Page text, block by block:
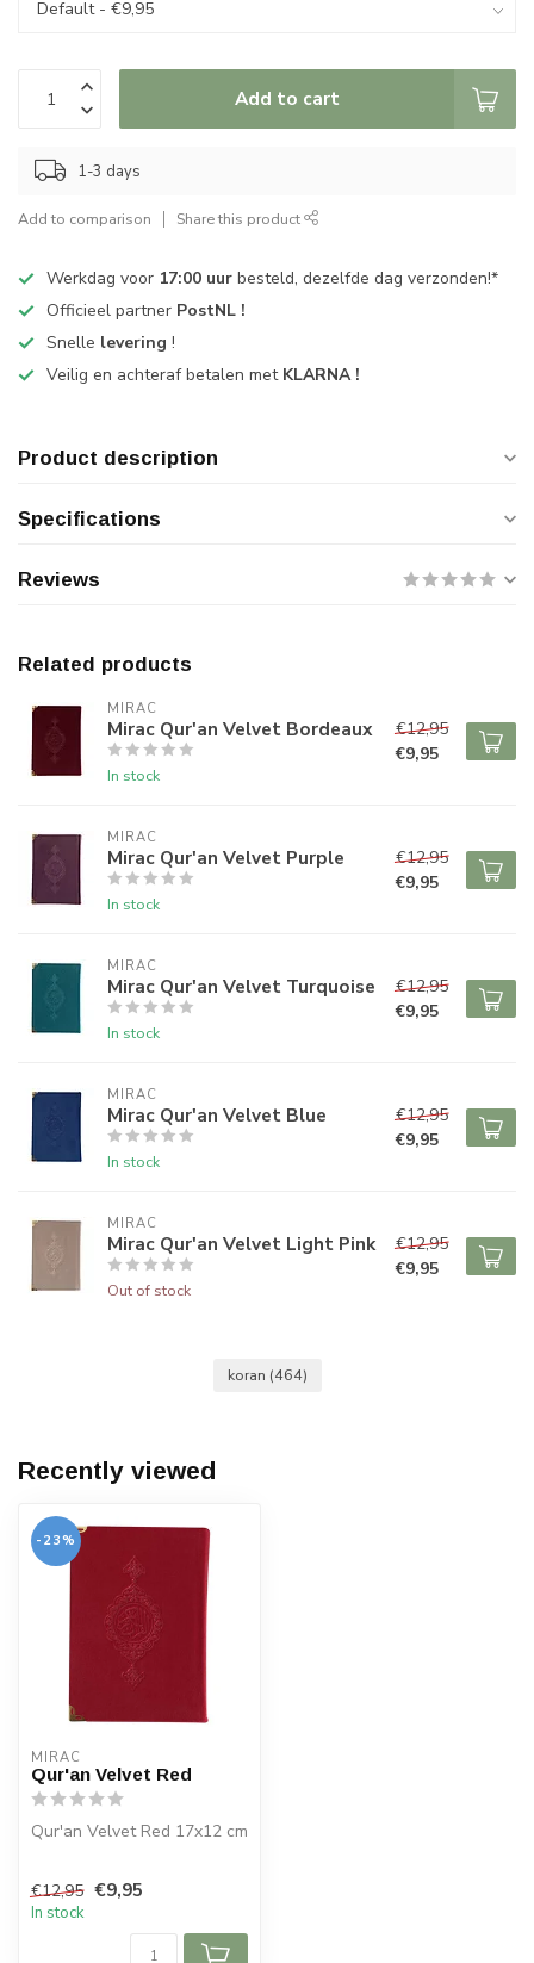
Add to cart
1-3 days
Add to comparison Share this product
Werkdag voor 17:00 uur besteld, dezelfde dag verzonden!*
Officieel partner PostNL !
Snelle levering !
Veilig en achteraf betalen met KLARNA !
Product description
Specifications
Reviews
Related products
MIRAC
Mirac Qur'an Velvet Bordeaux
In stock
€12,95
€9,95
MIRAC
Mirac Qur'an Velvet Purple
In stock
€12,95
€9,95
MIRAC
Mirac Qur'an Velvet Turquoise
In stock
€12,95
€9,95
MIRAC
Mirac Qur'an Velvet Blue
In stock
€12,95
€9,95
MIRAC
Mirac Qur'an Velvet Light Pink
Out of stock
€12,95
€9,95
koran (464)
Recently viewed
-23%
MIRAC
Qur'an Velvet Red
Qur'an Velvet Red 17x12 cm
€12,95 €9,95
In stock